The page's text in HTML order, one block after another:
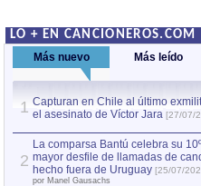
LO + EN CANCIONEROS.COM
Más nuevo Más leído
1 Capturan en Chile al último
el asesinato de Víctor Jara [27/07/
2
La comparsa Bantú celebra su
mayor desfile de llamadas de
hecho fuera de Uruguay [25/07/
por Manel Gausachs